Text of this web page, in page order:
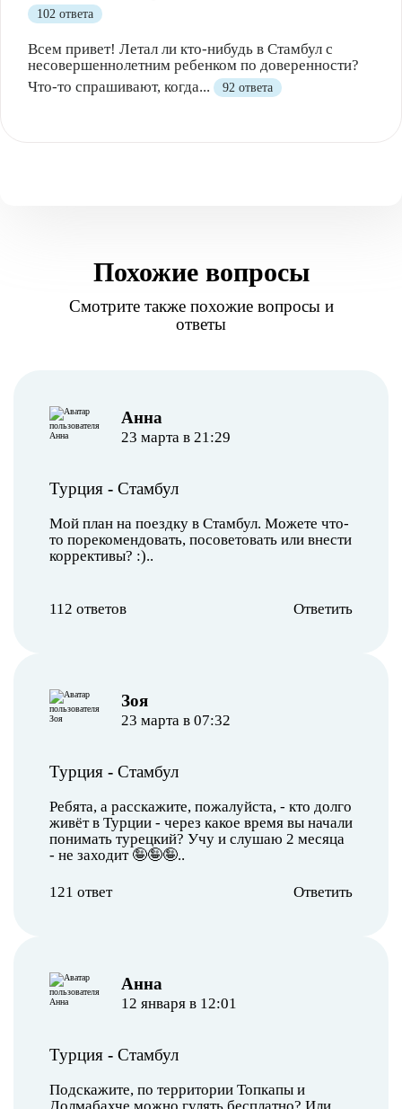
102 ответа
Всем привет! Летал ли кто-нибудь в Стамбул с
несовершеннолетним ребенком по доверенности?
Что-то спрашивают, когда...
92 ответа
Похожие вопросы
Смотрите также похожие вопросы и
ответы
Анна
23 марта в 21:29
Турция - Стамбул
Мой план на поездку в Стамбул. Можете что-
то порекомендовать, посоветовать или внести
коррективы? :)..
112 ответов Ответить
Зоя
23 марта в 07:32
Турция - Стамбул
Ребята, а расскажите, пожалуйста, - кто долго
живёт в Турции - через какое время вы начали
понимать турецкий? Учу и слушаю 2 месяца
- не заходит 🤪🤪🤪..
121 ответ Ответить
Анна
12 января в 12:01
Турция - Стамбул
Подскажите, по территории Топкапы и
Долмабахче можно гулять бесплатно? Или